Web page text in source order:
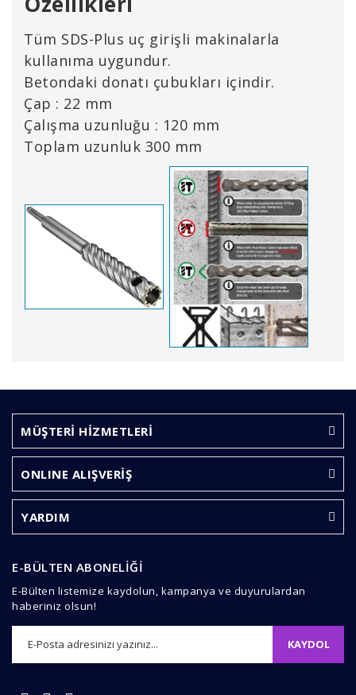
Tüm SDS-Plus uç girişli makinalarla
kullanıma uygundur.
Betondaki donatı çubukları içindir.
Çap : 22 mm
Çalışma uzunluğu : 120 mm
Toplam uzunluk 300 mm
Yorum Yaz
formunu kullanarak tarafımıza iletebilirsiniz.
Görüş ve önerileriniz için teşekkür ederiz.
Ürün resmi kalitesiz, bozuk veya görüntülenemiyor.
Ürün açıklamasında eksik bilgiler bulunuyor.
Ürün fiyatı diğer sitelerden daha pahalı.
Gönder
MÜŞTERİ HİZMETLERİ
ONLINE ALIŞVERİŞ
YARDIM
E-BÜLTEN ABONELİĞİ
E-Bülten listemize kaydolun, kampanya ve duyurulardan
haberiniz olsun!
KAYDOL